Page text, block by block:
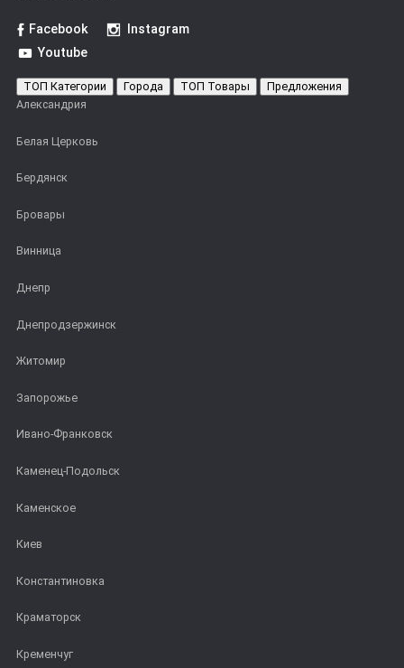
Facebook
Instagram
Youtube
ТОП Категории Города ТОП Товары
Предложения
Александрия
Белая Церковь
Бердянск
Бровары
Винница
Днепр
Днепродзержинск
Житомир
Запорожье
Ивано-Франковск
Каменец-Подольск
Каменское
Киев
Константиновка
Краматорск
Кременчуг